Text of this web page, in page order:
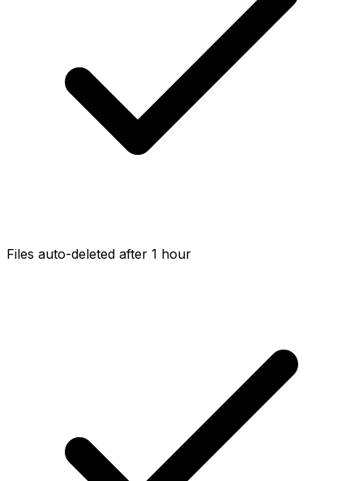
Files auto-deleted after 1 hour